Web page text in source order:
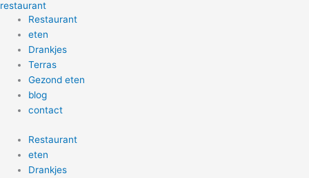
Skip
content
restaurant
Restaurant
eten
Drankjes
Terras
Gezond eten
blog
contact
Restaurant
eten
Drankjes